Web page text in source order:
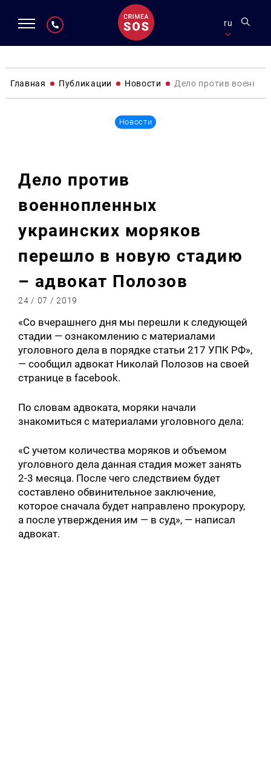
ru
Главная Публикации Новости Дело против
Новости
Дело против
военнопленных
украинских моряков
перешло в новую стадию
– адвокат Полозов
24 / 07 / 2019
«Со вчерашнего дня мы перешли к следующей
стадии — ознакомлению с материалами
уголовного дела в порядке статьи 217 УПК РФ»,
— сообщил адвокат Николай Полозов на своей
странице в facebook.
По словам адвоката, моряки начали
знакомиться с материалами уголовного дела:
«С учетом количества моряков и объемом
уголовного дела данная стадия может занять
2-3 месяца. После чего следствием будет
составлено обвинительное заключение,
которое сначала будет направлено прокурору,
а после утверждения им — в суд», — написал
адвокат.